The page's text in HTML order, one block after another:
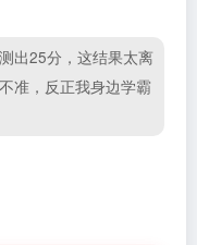
出25分，这结果太离
准，反正我身边学霸